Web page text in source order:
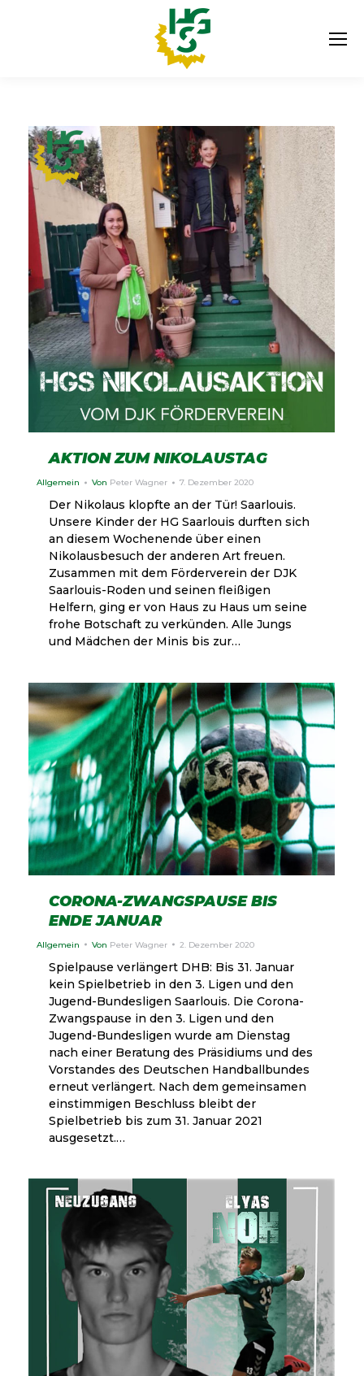
AKTION ZUM NIKOLAUSTAG
Allgemein Von Peter Wagner 7. Dezember 2020
Der Nikolaus klopfte an der Tür! Saarlouis.
Unsere Kinder der HG Saarlouis durften sich
an diesem Wochenende über einen
Nikolausbesuch der anderen Art freuen.
Zusammen mit dem Förderverein der DJK
Saarlouis-Roden und seinen fleißigen
Helfern, ging er von Haus zu Haus um seine
frohe Botschaft zu verkünden. Alle Jungs
und Mädchen der Minis bis zur…
CORONA-ZWANGSPAUSE BIS
ENDE JANUAR
Allgemein Von Peter Wagner 2. Dezember 2020
Spielpause verlängert DHB: Bis 31. Januar
kein Spielbetrieb in den 3. Ligen und den
Jugend-Bundesligen Saarlouis. Die Corona-
Zwangspause in den 3. Ligen und den
Jugend-Bundesligen wurde am Dienstag
nach einer Beratung des Präsidiums und des
Vorstandes des Deutschen Handballbundes
erneut verlängert. Nach dem gemeinsamen
einstimmigen Beschluss bleibt der
Spielbetrieb bis zum 31. Januar 2021
ausgesetzt.…